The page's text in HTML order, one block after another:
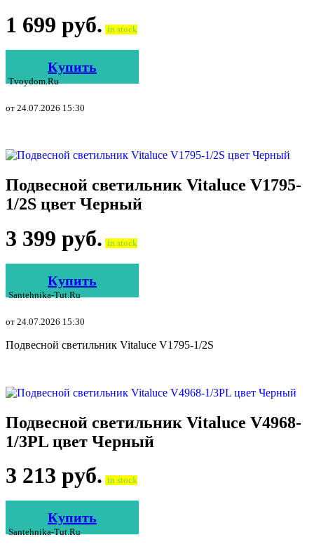
1 699 руб. in stock
Купить
Tvoydom.ru
от 24.07.2026 15:30
Подвесной светильник Vitaluce V1795-
1/2S цвет Черный
3 399 руб. in stock
Купить
Santehnika-Tut.ru
от 24.07.2026 15:30
Подвесной светильник Vitaluce V1795-1/2S
Подвесной светильник Vitaluce V4968-
1/3PL цвет Черный
3 213 руб. in stock
Купить
Santehnika-Tut.ru